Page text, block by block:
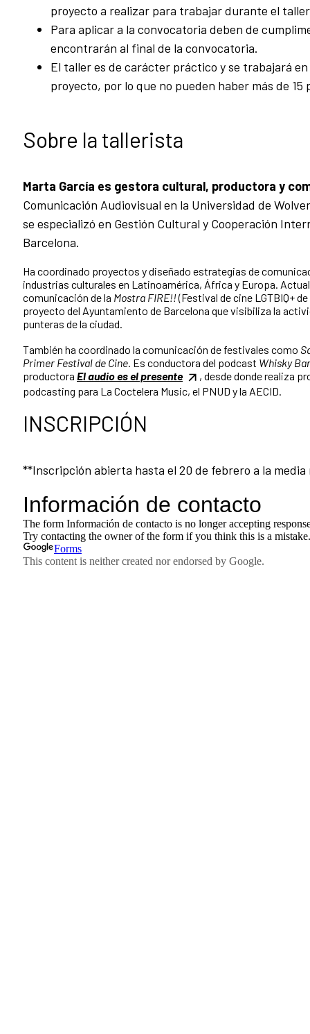
proyecto a realizar para trabajar durante el
Para aplicar a la convocatoria deben de
encontrarán al final de la convocatoria.
El taller es de carácter práctico y se trabajará
proyecto, por lo que no pueden haber más de
Sobre la tallerista
Marta García es gestora cultural, productora y
Comunicación Audiovisual en la Universidad de
se especializó en Gestión Cultural y Cooperación
Barcelona.
Ha coordinado proyectos y diseñado estrategias de
industrias culturales en Latinoamérica, África y Europa.
comunicación de la Mostra FIRE!!(Festival de cine LGTBIQ+
proyecto del Ayuntamiento de Barcelona que visibiliza la
punteras de la ciudad.
También ha coordinado la comunicación de festivales como
Primer Festival de Cine . Es conductora del podcast Whisky Bar
productora El audio es el presente
, desde donde realiza
podcasting para La Coctelera Music, el PNUD y la AECID.
INSCRIPCIÓN
**Inscripción abierta hasta el 20 de febrero a la media